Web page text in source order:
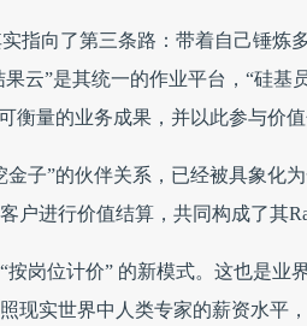
指向了第三条路：带着自己锤炼
云”是其统一的作业平台，“硅基
量的业务成果，并以此参与价值
子”的伙伴关系，已经被具象化
户进行价值结算，共同构成了其
岗位计价” 的新模式。这也是业
现实世界中人类专家的薪资水平